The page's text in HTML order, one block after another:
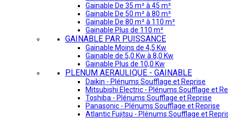
Gainable De 35 m² à 45 m²
Gainable De 50 m² à 80 m²
Gainable De 80 m² à 110 m²
Gainable Plus de 110 m²
GAINABLE PAR PUISSANCE
Gainable Moins de 4,5 Kw
Gainable de 5,0 Kw à 8,0 Kw
Gainable Plus de 10,0 Kw
PLENUM AERAULIQUE - GAINABLE
Daikin - Plénums Soufflage et Reprise
Mitsubishi Electric - Plénums Soufflage et
Toshiba - Plénums Soufflage et Reprise
Panasonic - Plénums Soufflage et Reprise
Atlantic Fujitsu - Plénums Soufflage et